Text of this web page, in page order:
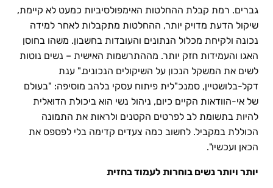
גברים. רמת קבלת ההחלטות האימפולסיביות כמעט לא קיימת,
שיקול הדעת מדויק יותר, ההחלטות מתקבלות לאחר למידה
נכונה ולקיחת מכלול הנתונים והעובדות בחשבון. משהו בחוסן
האגו והעמידות חזק יותר. מההתרשמות האישית – נשים נוטות
לשים את המשקל הנכון על השיקולים הנכונים." ענת
דקל-בלושטיין, סמנכ"לית פיתוח עסקי בלהב מוסיפה: "בעולם
של אי-הוודאות הקיים כיום, ניהול נשי הוא ביכולת הדואלית
להיות בתשומת לב לפרטים הקטנים ולראות את התמונה
הכוללת במקביל. לחשוב כמה צעדים קדימה בלי לפספס את
הכאן ועכשיו".
יותר ויותר נשים בוחרות לעמוד בחזית